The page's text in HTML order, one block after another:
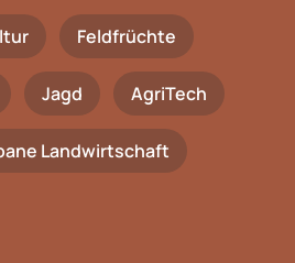
Feldfrüchte
Jagd AgriTech
Landwirtschaft